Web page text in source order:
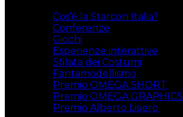
Cos’è la Starcon Italia?
Conferenze
Giochi
Esperienze interattive
Sfilata dei Costumi
Fantamodellismo
Premio OMEGA SHORT
Premio OMEGA GRAPHICS
Premio Alberto Lisiero